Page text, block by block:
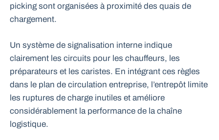
picking sont organisées à proximité des quais de
chargement.
Un système de signalisation interne indique
clairement les circuits pour les chauffeurs, les
préparateurs et les caristes. En intégrant ces règles
dans le plan de circulation entreprise, l’entrepôt limite
les ruptures de charge inutiles et améliore
considérablement la performance de la chaîne
logistique.